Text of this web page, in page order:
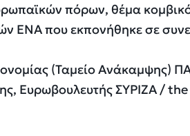
πόρων, θέμα
ΕΝΑ που εκπονήθηκε σε
(Ταμείο Ανάκαμψης)
Ευρωβουλευτής ΣΥΡΙΖΑ /